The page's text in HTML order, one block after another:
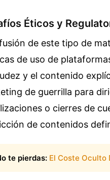
Éticos y
de este tipo de
de uso de
y el contenido
de guerrilla para
o cierres de
de contenidos
te pierdas: El Coste Oculto